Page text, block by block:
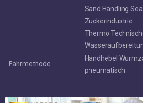
Selbstreinigung (kein Rückstand wird
Gute Korrosionsbeständigkeit.